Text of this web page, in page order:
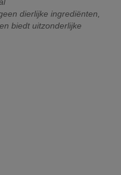
dierlijke ingrediënten,
biedt uitzonderlijke